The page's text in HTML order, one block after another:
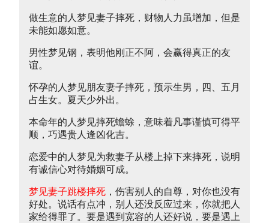
做生意的人梦见妻子摔死，财物人力虽增加，但是
未能如愿如意。
男性梦见钢，表明他刚正不阿，会赢得真正的友
谊。
怀孕的人梦见朋友妻子摔死，预示生男，四、五月
占生女。夏天少外出。
本命年的人梦见摔死蟾蜍，意味着凡事谨慎可得平
顺，巧遇贵人逢凶化吉。
恋爱中的人梦见为救妻子从楼上掉下来摔死，说明
有诚信心对待婚姻可成。
梦见妻子跳楼摔死 ，伤害别人的自尊，对你也没有
好处。说话有点冲，别人还没反应过来，你就把人
家给得罪了。要是遇到宽容的人还好说，要是遇上